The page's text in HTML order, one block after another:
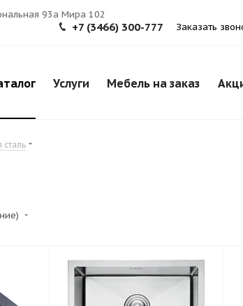
93а Мира 102
+7 (3466) 300-777 Заказать
Услуги Мебель на заказ